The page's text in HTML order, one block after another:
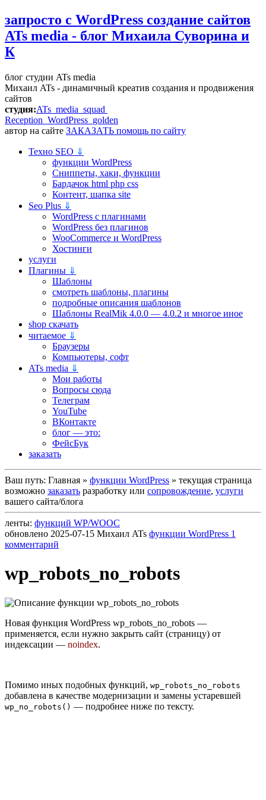
запросто с WordPress создание сайтов
ATs media - блог Михаила Суворина и
К
блог студии ATs media
Михаил ATs - динамичный креатив создания и продвижения
сайтов
студия:ATs media squad
Reception WordPress golden
автор на сайте ЗАКАЗАТЬ помощь по сайту
Техно SEO ⇓
функции WordPress
Сниппеты, хаки, функции
Бардачок html php css
Контент, шапка site
Seo Plus ⇓
WordPress c плагинами
WordPress без плагинов
WooCommerce и WordPress
Хостинги
услуги
Плагины ⇓
Шаблоны
смотреть шаблоны, плагины
подробные описания шаблонов
Шаблоны RealMik 4.0.0 — 4.0.2 и многое иное
shop скачать
читаемое ⇓
Браузеры
Компьютеры, софт
ATs media ⇓
Мои работы
Вопросы сюда
Телеграм
YouTube
ВКонтакте
блог — это:
ФейсБук
заказать
Ваш путь: Главная » функции WordPress » текущая страница
возможно заказать разработку или сопровождение, услуги
вашего сайта/блога
ленты: функций WP/WOOC
обновлено 2025-07-15 Михаил ATs функции WordPress 1
комментарий
wp_robots_no_robots
Новая функция WordPress wp_robots_no_robots —
применяется, если нужно закрыть сайт (страницу) от
индексации — noindex.
Помимо иных подобных функций, wp_robots_no_robots
добавлена в качестве модернизации и замены устаревшей
wp_no_robots() — подробнее ниже по тексту.